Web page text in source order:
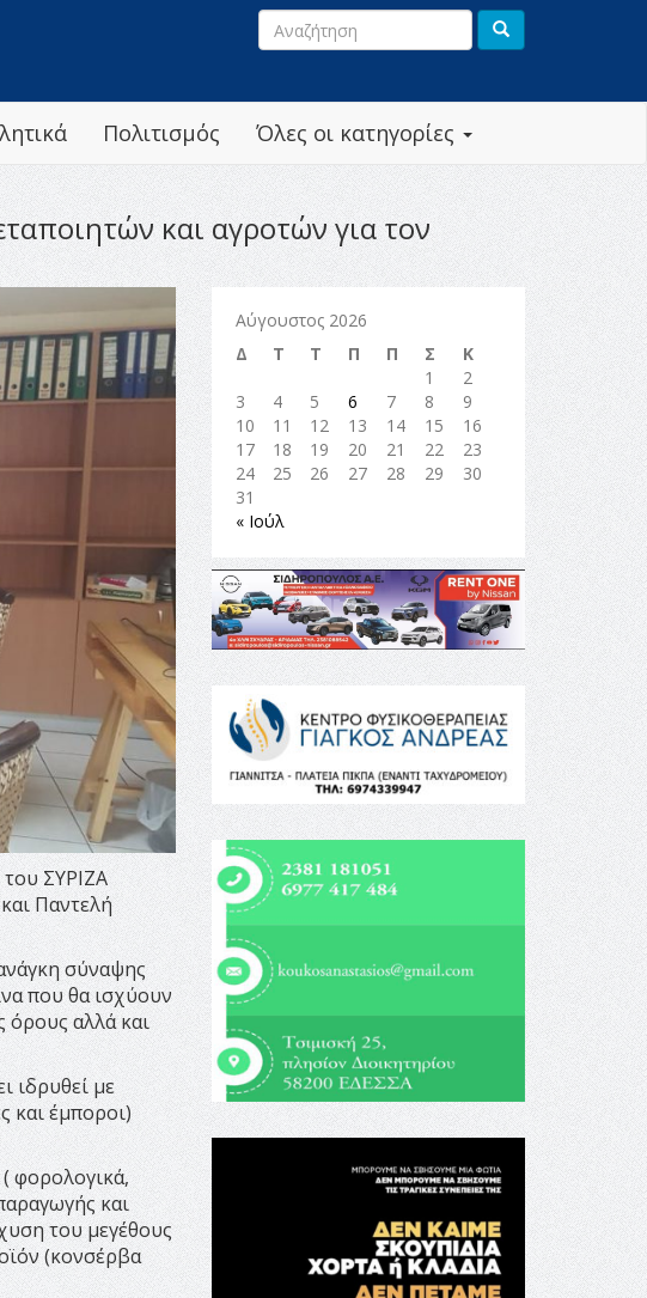
Όλες οι κατηγορίες
Πολιτισμός
και αγροτών για τον
ΣΥΡΙΖΑ
Παντελή
σύναψης
που θα ισχύουν
όρους αλλά και
ιδρυθεί με
και έμποροι)
φορολογικά,
και
του μεγέθους
(κονσέρβα
Αύγουστος 2026
Δ
Τ Τ Π Π Σ
Κ
1
2
3
4 5 6 7 8
9
10
11 12 13 14 15
16
17
18 19 20 21 22
23
24
25 26 27 28 29
30
31
« Ιούλ